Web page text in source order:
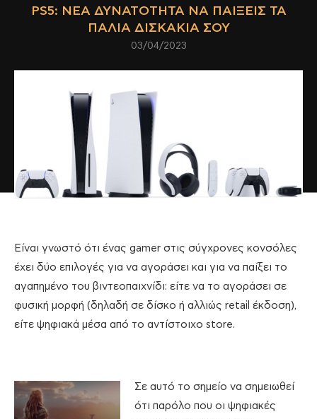
PS5: ΝΈΑ ΔΥΝΑΤΌΤΗΤΑ ΝΑ ΠΑΊΞΕΙΣ ΤΑ
ΠΑΛΙΆ ΔΙΣΚΆΚΙΑ ΣΟΥ
03/04/2023
Είναι γνωστό ότι ένας gamer στις σύγχρονες κονσόλες
έχει δύο επιλογές για να αγοράσει και για να παίξει το
αγαπημένο του βιντεοπαιχνίδι: είτε να το αγοράσει σε
φυσική μορφή (δηλαδή σε δίσκο ή αλλιώς retail έκδοση),
είτε ψηφιακά μέσα από το αντίστοιχο store.
Σε αυτό το σημείο να σημειωθεί
ότι παρόλο που οι ψηφιακές